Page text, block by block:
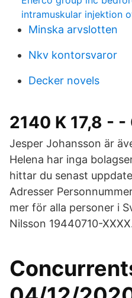
intramuskular injektion
Minska arvslotten
Nkv kontorsvaror
Decker novels
2140 K 17,8 - -
Jesper Johansson är
Helena har inga
hittar du senast
Adresser
mer för alla personer i
Nilsson 19440710-